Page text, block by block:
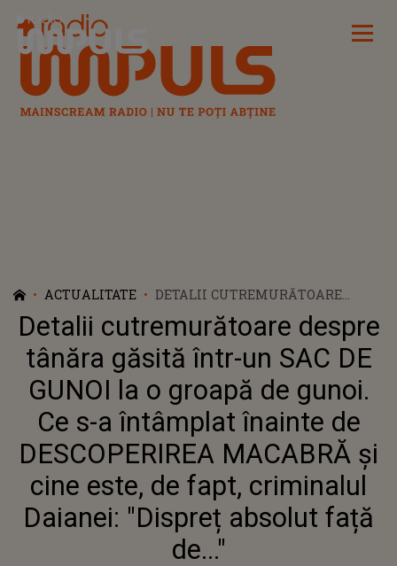
Radio Impuls
ACTUALITATE
DETALII CUTREMURĂTOARE
DESPRE TÂNĂRA GĂSITĂ ÎNTR-UN
SAC DE GUNOI LA O GROAPĂ DE
GUNOI. CE S-A ÎNTÂMPLAT
ÎNAINTE DE DESCOPERIREA
MACABRĂ ȘI CINE ESTE, DE FAPT,
CRIMINALUL DAIANEI: "DISPREȚ
ABSOLUT FAȚĂ DE..."
Detalii cutremurătoare despre
tânăra găsită într-un SAC DE
GUNOI la o groapă de gunoi.
Ce s-a întâmplat înainte de
DESCOPERIREA MACABRĂ și
cine este, de fapt, criminalul
Daianei: "Dispreț absolut față
de..."